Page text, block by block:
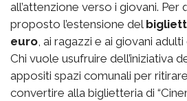
all’attenzione verso i giovani. Per
proposto l’estensione del
euro , ai ragazzi e ai giovani adulti
Chi vuole usufruire dell’iniziativa
appositi spazi comunali per
convertire alla biglietteria di